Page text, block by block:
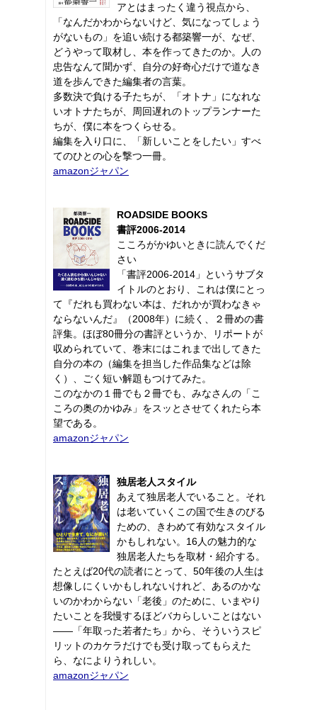
アとはまったく違う視点から、
「なんだかわからないけど、気になってしょう
がないもの」を追い続ける都築響一が、なぜ、
どうやって取材し、本を作ってきたのか。人の
忠告なんて聞かず、自分の好奇心だけで道なき
道を歩んできた編集者の言葉。
多数決で負ける子たちが、「オトナ」になれな
いオトナたちが、周回遅れのトップランナーた
ちが、僕に本をつくらせる。
編集を入り口に、「新しいことをしたい」すべ
てのひとの心を撃つ一冊。
amazonジャパン
ROADSIDE BOOKS
書評2006-2014
こころがかゆいときに読んでくだ
さい
「書評2006-2014」というサブタ
イトルのとおり、これは僕にとっ
て『だれも買わない本は、だれかが買わなきゃ
ならないんだ』（2008年）に続く、２冊めの書
評集。ほぼ80冊分の書評というか、リポートが
収められていて、巻末にはこれまで出してきた
自分の本の（編集を担当した作品集などは除
く）、ごく短い解題もつけてみた。
このなかの１冊でも２冊でも、みなさんの「こ
ころの奥のかゆみ」をスッとさせてくれたら本
望である。
amazonジャパン
独居老人スタイル
あえて独居老人でいること。それ
は老いていくこの国で生きのびる
ための、きわめて有効なスタイル
かもしれない。16人の魅力的な
独居老人たちを取材・紹介する。
たとえば20代の読者にとって、50年後の人生は
想像しにくいかもしれないけれど、あるのかな
いのかわからない「老後」のために、いまやり
たいことを我慢するほどバカらしいことはない
――「年取った若者たち」から、そういうスピ
リットのカケラだけでも受け取ってもらえた
ら、なによりうれしい。
amazonジャパン